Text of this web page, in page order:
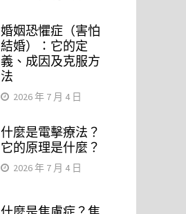
婚姻恐懼症（害怕
結婚）：它的定
義、成因及克服方
法
2026 年 7 月 4 日
什麼是電擊療法？
它的原理是什麼？
2026 年 7 月 4 日